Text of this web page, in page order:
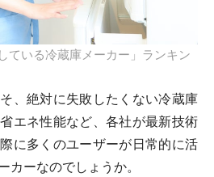
ている冷蔵庫メーカー」ランキン
、絶対に失敗したくない冷蔵庫
エネ性能など、各社が最新技術
に多くのユーザーが日常的に活
カーなのでしょうか。